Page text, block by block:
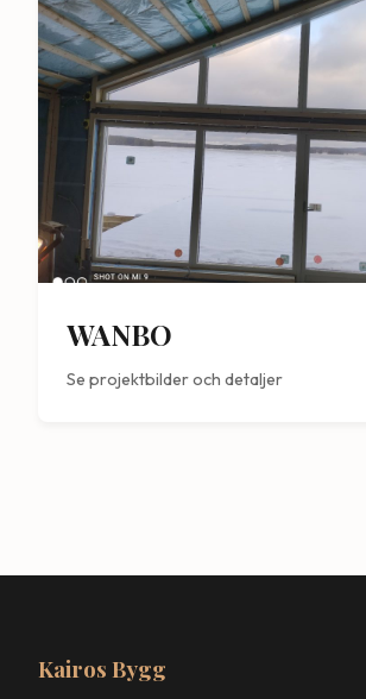
WANBO
Se projektbilder och detaljer
Kairos Bygg